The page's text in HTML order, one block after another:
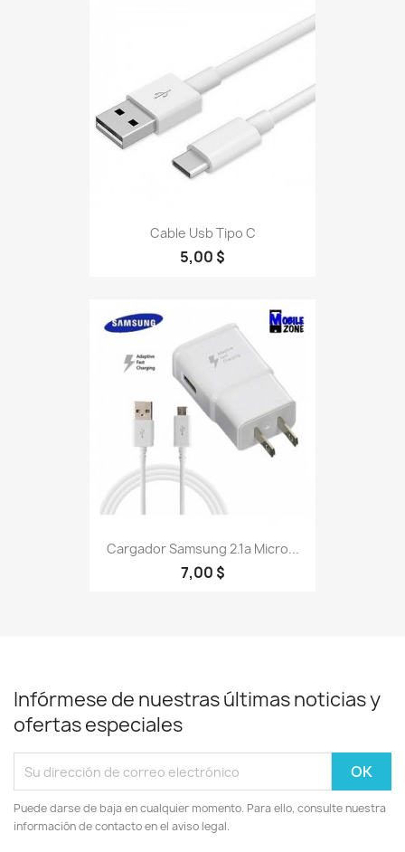
Cable Usb Tipo C
5,00 $
Cargador Samsung 2.1a Micro...
7,00 $
Infórmese de nuestras últimas noticias y
ofertas especiales
Puede darse de baja en cualquier momento. Para ello, consulte nuestra
información de contacto en el aviso legal.